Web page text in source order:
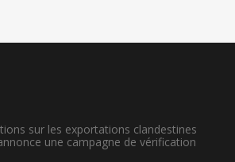
sur les exportations clandestines
une campagne de vérification